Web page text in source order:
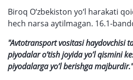
Biroq O‘zbekiston yo‘l harakati
hech narsa aytilmagan. 16.1-
"Avtotransport vositasi haydovchisi
piyodalar o’tish joyida yo’l qismini
piyodalarga yo’l berishga majburdir."